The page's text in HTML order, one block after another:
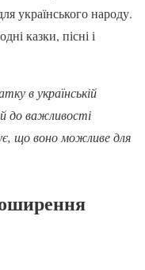
українського народу.
казки, пісні і
в українській
до важливості
що воно можливе для